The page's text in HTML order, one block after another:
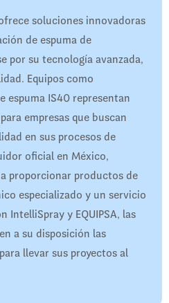
soluciones innovadoras
de espuma de
por su tecnología avanzada,
Equipos como
espuma IS40 representan
empresas que buscan
en sus procesos de
oficial en México,
a proporcionar productos de
especializado y un servicio
IntelliSpray y EQUIPSA, las
a su disposición las
llevar sus proyectos al